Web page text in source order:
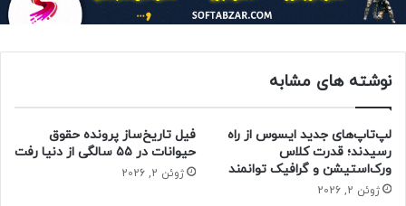
به یک گروه هکری پیشرفته‌‌ی تحت حمایت دولت چین نسبت داده
نوشته های مشابه
لپ‌تاپ‌های جدید ایسوس از راه
رسیدند؛ قدرت کلاس
ورک‌استیشن و گرافیک توانمند
ژوئن 2, 2026
فیل تاریخ‌ساز پرونده حقوق
حیوانات در ۵۵ سالگی از دنیا رفت
ژوئن 2, 2026